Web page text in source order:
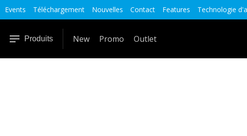
Events Téléchargement Nouvelles Contact Features Technologie
Produits New Promo Outlet